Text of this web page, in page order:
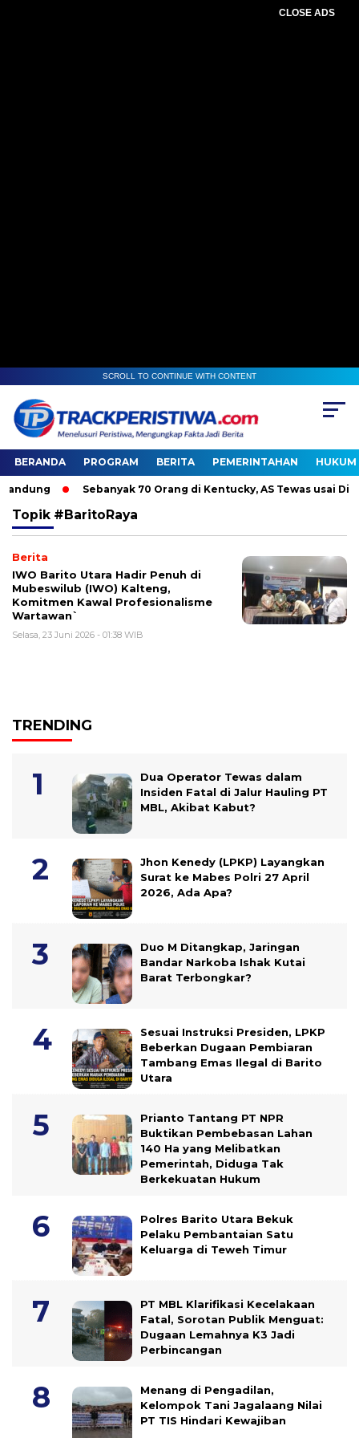
CLOSE ADS
SCROLL TO CONTINUE WITH CONTENT
BERANDA PROGRAM BERITA PEMERINTAHAN HUKUM
Sebanyak 70 Orang di Kentucky, AS Tewas usai
Topik #BaritoRaya
Berita
IWO Barito Utara Hadir Penuh di
Mubeswilub (IWO) Kalteng,
Komitmen Kawal Profesionalisme
Wartawan`
Selasa, 23 Juni 2026 - 01:38 WIB
TRENDING
Dua Operator Tewas dalam
Insiden Fatal di Jalur Hauling PT
MBL, Akibat Kabut?
Jhon Kenedy (LPKP) Layangkan
Surat ke Mabes Polri 27 April
2026, Ada Apa?
Duo M Ditangkap, Jaringan
Bandar Narkoba Ishak Kutai
Barat Terbongkar?
Sesuai Instruksi Presiden, LPKP
Beberkan Dugaan Pembiaran
Tambang Emas Ilegal di Barito
Utara
Prianto Tantang PT NPR
Buktikan Pembebasan Lahan
140 Ha yang Melibatkan
Pemerintah, Diduga Tak
Berkekuatan Hukum
Polres Barito Utara Bekuk
Pelaku Pembantaian Satu
Keluarga di Teweh Timur
PT MBL Klarifikasi Kecelakaan
Fatal, Sorotan Publik Menguat:
Dugaan Lemahnya K3 Jadi
Perbincangan
Menang di Pengadilan,
Kelompok Tani Jagalaang Nilai
PT TIS Hindari Kewajiban